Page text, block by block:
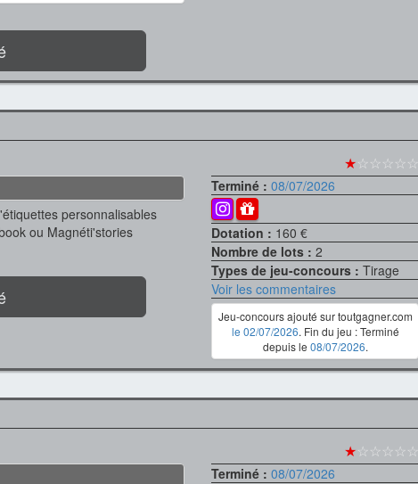
★☆☆☆☆☆
personnalisables
ou Magnéti'stories
Terminé :08/07/2026
Dotation : 160 €
Nombre de lots :2
Types de jeu-concours :Tirage
Voir les commentaires
Jeu-concours ajouté sur toutgagner.com
le 02/07/2026. Fin du jeu : Terminé
depuis le 08/07/2026.
★☆☆☆☆☆
Terminé :08/07/2026